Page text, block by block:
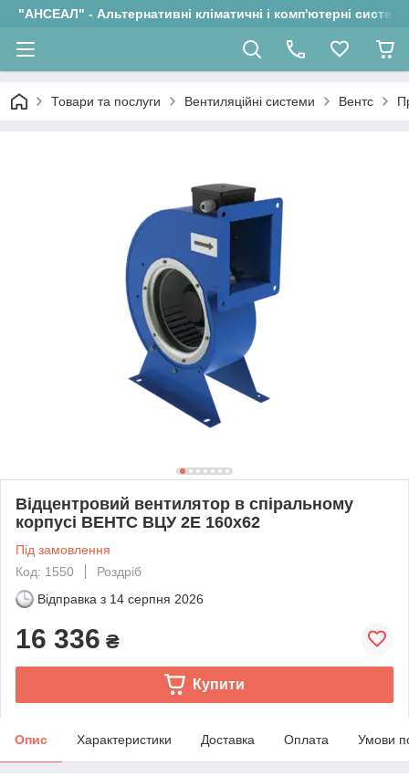
"АНСЕАЛ" - Альтернативні кліматичні і комп'ютерні системи
Товари та послуги Вентиляційні системи Вентс
Відцентровий вентилятор в спіральному
корпусі ВЕНТС ВЦУ 2Е 160х62
Під замовлення
Код: 1550
Роздріб
Відправка з 14 серпня 2026
16 336 ₴
Купити
Опис Характеристики Доставка Оплата Умови